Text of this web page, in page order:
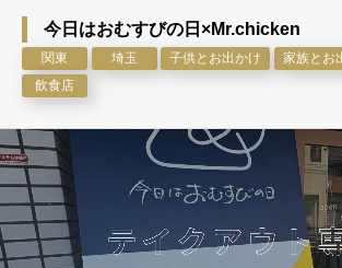
今日はおむすびの日×Mr.chicken
関東 埼玉 子供とお出かけ 家族とお
飲食店